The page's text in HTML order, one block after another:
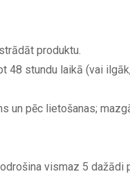
produktu.
stundu laikā (vai
un pēc lietošanas;
vismaz 5 dažādi